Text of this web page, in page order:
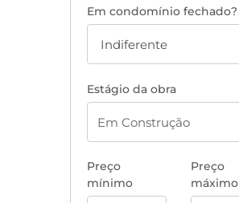
Em condomínio fechado?
Estágio da obra
Preço
mínimo
Preço
máximo